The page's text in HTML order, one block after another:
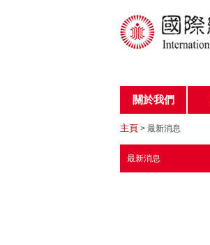
關於我們
主頁 > 最新消息
最新消息